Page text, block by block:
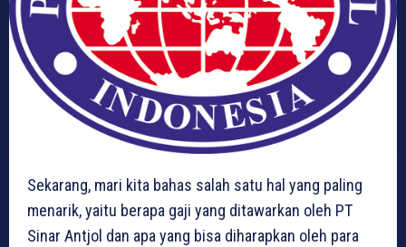
Sekarang, mari kita bahas salah satu hal yang paling
menarik, yaitu berapa gaji yang ditawarkan oleh PT
Sinar Antjol dan apa yang bisa diharapkan oleh para